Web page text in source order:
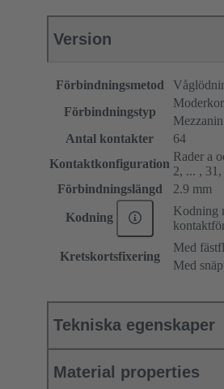
Version
Förbindningsmetod
Förbindningstyp
Mezzanin
Antal kontakter
64
Kontaktkonfiguration
Rader a
2, ... , 31,
Förbindningslängd
2.9 mm
Kodning
Kodning
Kretskortsfixering
Med
Med
Tekniska egenskaper
Material properties